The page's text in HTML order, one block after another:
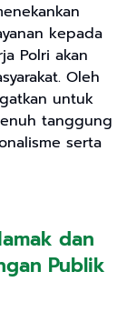
kepada
Polri akan
Oleh
untuk
tanggung
serta
dan
Publik